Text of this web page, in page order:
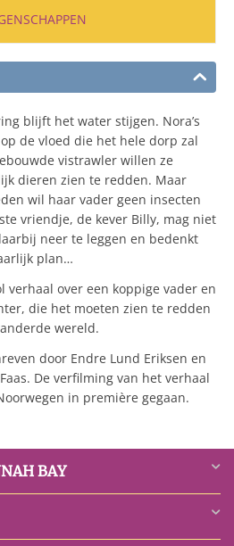
blijft het water stijgen. Nora’s
de vloed die het hele dorp zal
vistrawler willen ze
dieren zien te redden. Maar
wil haar vader geen insecten
vriendje, de kever Billy, mag niet
neer te leggen en bedenkt
plan…
verhaal over een koppige vader en
die het moeten zien te redden
wereld.
door Endre Lund Eriksen en
De verfilming van het verhaal
in première gegaan.
BAY